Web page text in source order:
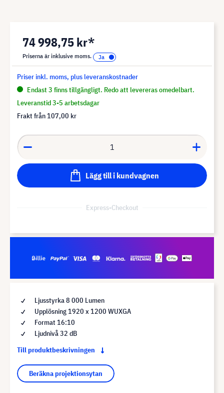
74 998,75 kr*
Priserna är inklusive moms.
Priser inkl. moms, plus leveranskostnader
Endast 3 finns tillgängligt. Redo att levereras omedelbart.
Leveranstid 3-5 arbetsdagar
Frakt från 107,00 kr
Lägg till i kundvagnen
Express-Checkout
Ljusstyrka 8 000 Lumen
Upplösning 1920 x 1200 WUXGA
Format 16:10
Ljudnivå 32 dB
Till produktbeskrivningen
Beräkna projektionsytan